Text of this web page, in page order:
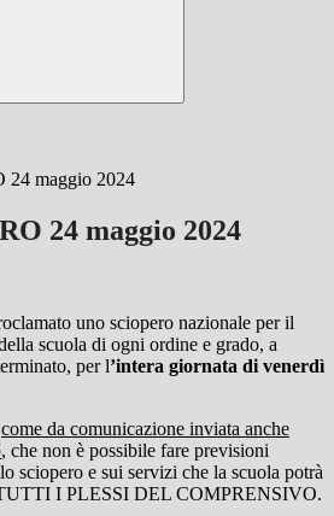
24 maggio 2024
24 maggio 2024
uno sciopero nazionale per il
scuola di ogni ordine e grado, a
per l’intera giornata di venerdì
come da comunicazione inviata anche
, che non è possibile fare previsioni
sciopero e sui servizi che la scuola potrà
I PLESSI DEL COMPRENSIVO.